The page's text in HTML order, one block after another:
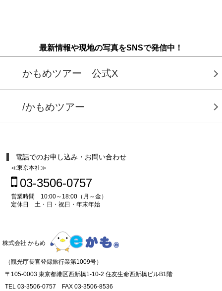
最新情報や現地の写真をSNSで発信中！
かもめツアー 公式X
/かもめツアー
電話でのお申し込み・お問い合わせ
≪東京本社≫
03-3506-0757
営業時間 10:00～18:00（月～金）
定休日 土・日・祝日・年末年始
株式会社 かもめ
（観光庁長官登録旅行業第1009号）
〒105-0003 東京都港区西新橋1-10-2 住友生命西新橋ビルB1階
TEL 03-3506-0757 FAX 03-3506-8536